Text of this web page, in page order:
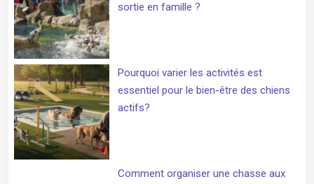
sortie en famille ?
Pourquoi varier les activités est
essentiel pour le bien-être des chiens
actifs?
Comment organiser une chasse aux